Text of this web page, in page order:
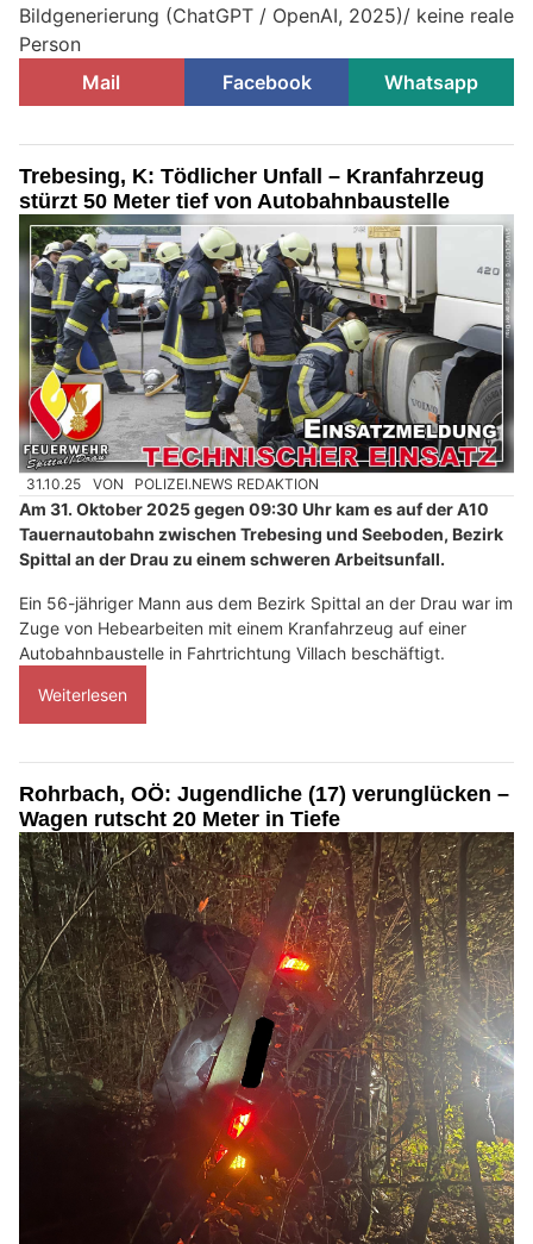
Bildgenerierung (ChatGPT / OpenAI, 2025)/ keine reale
Person
Mail
Facebook Whatsapp
Trebesing, K: Tödlicher Unfall – Kranfahrzeug
stürzt 50 Meter tief von Autobahnbaustelle
31.10.25 VON POLIZEI.NEWS REDAKTION
Am 31. Oktober 2025 gegen 09:30 Uhr kam es auf der A10
Tauernautobahn zwischen Trebesing und Seeboden, Bezirk
Spittal an der Drau zu einem schweren Arbeitsunfall.
Ein 56-jähriger Mann aus dem Bezirk Spittal an der Drau war im
Zuge von Hebearbeiten mit einem Kranfahrzeug auf einer
Autobahnbaustelle in Fahrtrichtung Villach beschäftigt.
Weiterlesen
Rohrbach, OÖ: Jugendliche (17) verunglücken –
Wagen rutscht 20 Meter in Tiefe